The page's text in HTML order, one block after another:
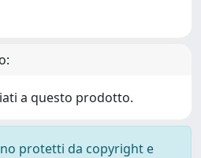
a questo prodotto.
protetti da copyright e